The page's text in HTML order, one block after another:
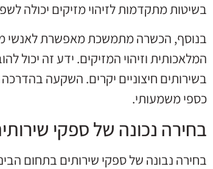
בשיטות מתקדמות לזיהוי מזיקים יכולה
בנוסף, הכשרה מתמשכת מאפשרת לאנשי
המלאכותית וזיהוי המזיקים. ידע זה יכול
בשירותים חיצוניים יקרים. השקעה
כספי משמעותי.
בחירה נכונה של ספקי
בחירה נבונה של ספקי שירותים בתחום